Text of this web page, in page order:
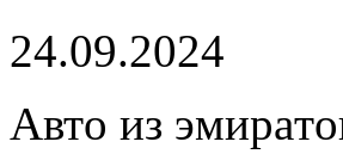
24.09.2024
Aвтo из